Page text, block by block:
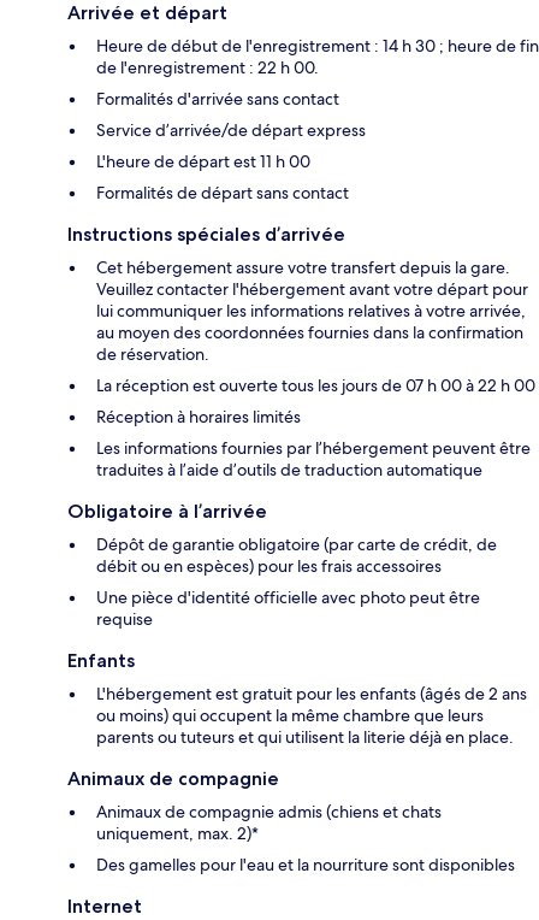
Arrivée et départ
Heure de début de l'enregistrement : 14 h 30 ; heure de fin
de l'enregistrement : 22 h 00.
Formalités d'arrivée sans contact
Service d’arrivée/de départ express
L'heure de départ est 11 h 00
Formalités de départ sans contact
Instructions spéciales d’arrivée
Cet hébergement assure votre transfert depuis la gare.
Veuillez contacter l'hébergement avant votre départ pour
lui communiquer les informations relatives à votre arrivée,
au moyen des coordonnées fournies dans la confirmation
de réservation.
La réception est ouverte tous les jours de 07 h 00 à 22 h 00
Réception à horaires limités
Les informations fournies par l’hébergement peuvent être
traduites à l’aide d’outils de traduction automatique
Obligatoire à l’arrivée
Dépôt de garantie obligatoire (par carte de crédit, de
débit ou en espèces) pour les frais accessoires
Une pièce d'identité officielle avec photo peut être
requise
Enfants
L'hébergement est gratuit pour les enfants (âgés de 2 ans
ou moins) qui occupent la même chambre que leurs
parents ou tuteurs et qui utilisent la literie déjà en place.
Animaux de compagnie
Animaux de compagnie admis (chiens et chats
uniquement, max. 2)*
Des gamelles pour l'eau et la nourriture sont disponibles
Internet